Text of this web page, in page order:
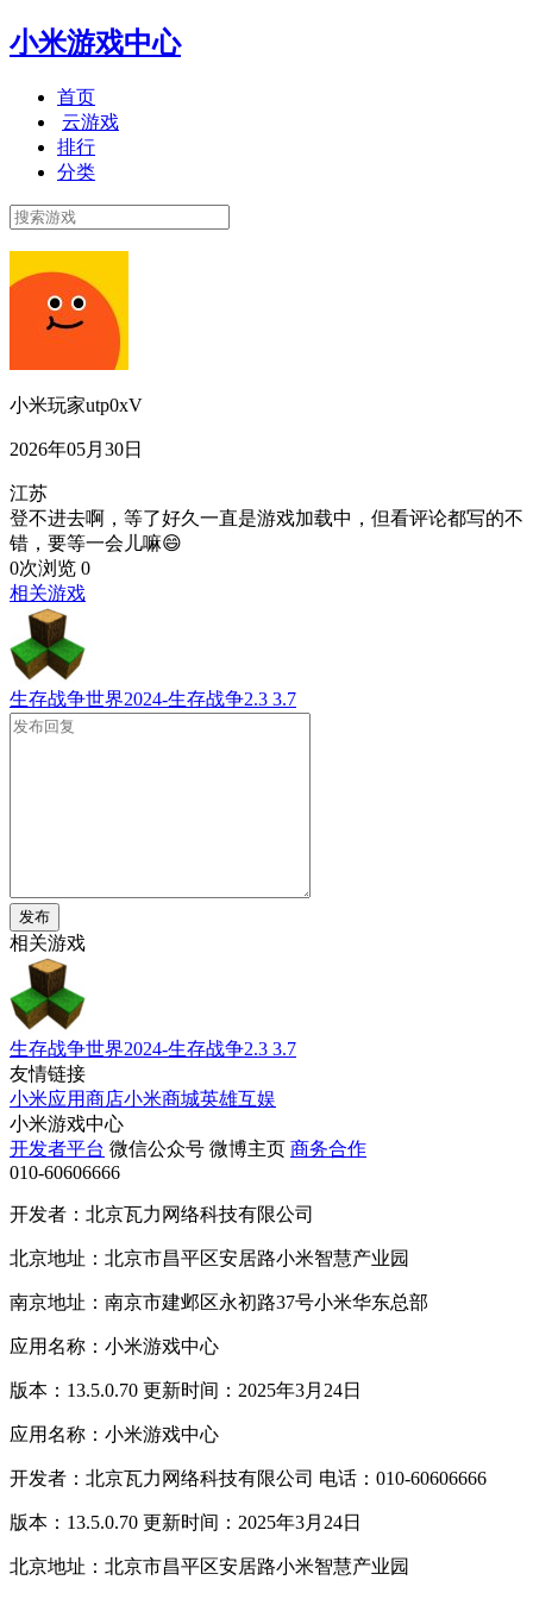
小米游戏中心
首页
云游戏
排行
分类
小米玩家utp0xV
2026年05月30日
江苏
登不进去啊，等了好久一直是游戏加载中，但看评论都写的不
错，要等一会儿嘛😄
0次浏览 0
相关游戏
生存战争世界2024-生存战争2.3 3.7
发布
相关游戏
生存战争世界2024-生存战争2.3 3.7
友情链接
小米应用商店小米商城英雄互娱
小米游戏中心
开发者平台 微信公众号 微博主页 商务合作
010-60606666
开发者：北京瓦力网络科技有限公司
北京地址：北京市昌平区安居路小米智慧产业园
南京地址：南京市建邺区永初路37号小米华东总部
应用名称：小米游戏中心
版本：13.5.0.70 更新时间：2025年3月24日
应用名称：小米游戏中心
开发者：北京瓦力网络科技有限公司 电话：010-60606666
版本：13.5.0.70 更新时间：2025年3月24日
北京地址：北京市昌平区安居路小米智慧产业园